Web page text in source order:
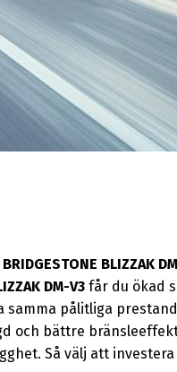
BRIDGESTONE BLIZZAK
DM-V3får du ökad
pålitliga
och bättre
Så välj att